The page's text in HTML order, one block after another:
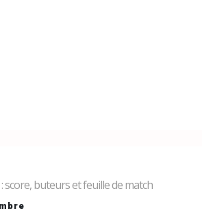
: score, buteurs et feuille de match